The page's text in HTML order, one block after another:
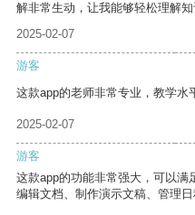
解非常生动，让我能够轻松理解知
2025-02-07
游客
这款app的老师非常专业，教学水
2025-02-07
游客
这款app的功能非常强大，可以
编辑文档、制作演示文稿、管理日